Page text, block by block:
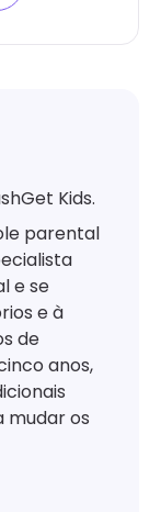
Kids.
parental
e se
e à
de
anos,
mudar os